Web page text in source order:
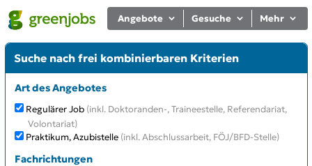
Angebote Gesuche Mehr
Suche nach frei kombinierbaren Kriterien
Art des Angebotes
Regulärer Job (inkl. Doktoranden-, Traineestelle, Referendariat,
Volontariat)
Praktikum, Azubistelle (inkl. Abschlussarbeit, FÖJ/BFD-Stelle)
Fachrichtungen